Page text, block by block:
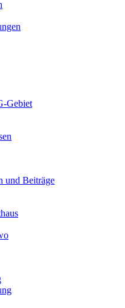
Gebiet
und Beiträge